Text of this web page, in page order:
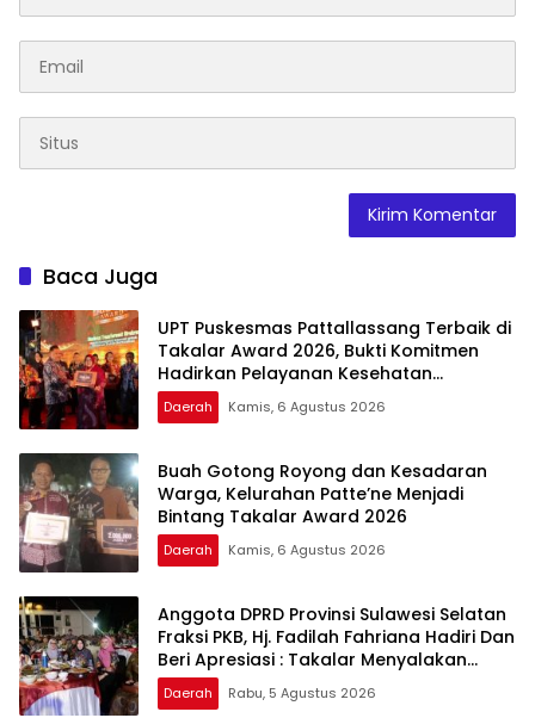
Baca Juga
UPT Puskesmas Pattallassang Terbaik di
Takalar Award 2026, Bukti Komitmen
Hadirkan Pelayanan Kesehatan
Berkualitas
Daerah Kamis, 6 Agustus 2026
Buah Gotong Royong dan Kesadaran
Warga, Kelurahan Patte’ne Menjadi
Bintang Takalar Award 2026
Daerah Kamis, 6 Agustus 2026
Anggota DPRD Provinsi Sulawesi Selatan
Fraksi PKB, Hj. Fadilah Fahriana Hadiri Dan
Beri Apresiasi : Takalar Menyalakan
Lentera Pengabdian Melalui Malam
Apresiasi dan Inovasi Award 2026
Daerah Rabu, 5 Agustus 2026